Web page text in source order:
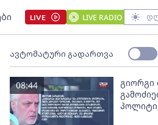
LIVE LIVE RADIO
ავტომატური გადართვა
გიორგი
08:44